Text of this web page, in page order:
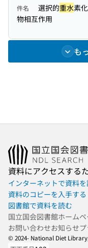
件名 選択的重水素
物相互作用
も
資料にアクセスする
インターネットで資料を
資料のコピーを入手する
図書館で資料を読む
国立国会図書館ホームペ
お問い合わせお知らせ
© 2024- National Diet